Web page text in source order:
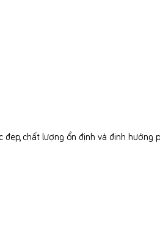
chất lượng ổn định và định hướng